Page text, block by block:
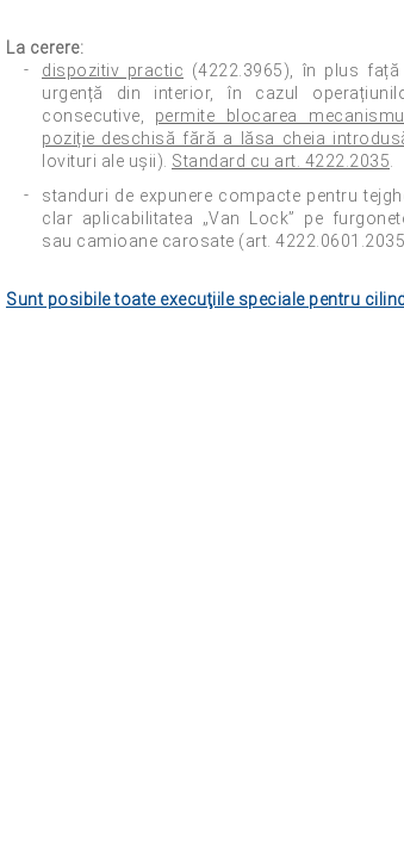
La cerere:
dispozitiv practic (4222.3965), în plus
urgență din interior, în cazul
consecutive, permite blocarea
poziție deschisă fără a lăsa cheia
lovituri ale ușii). Standard cu art. 4222.2035
standuri de expunere compacte pentru
clar aplicabilitatea „Van Lock” pe
sau camioane carosate (art.
Sunt posibile toate execuţiile speciale pentru